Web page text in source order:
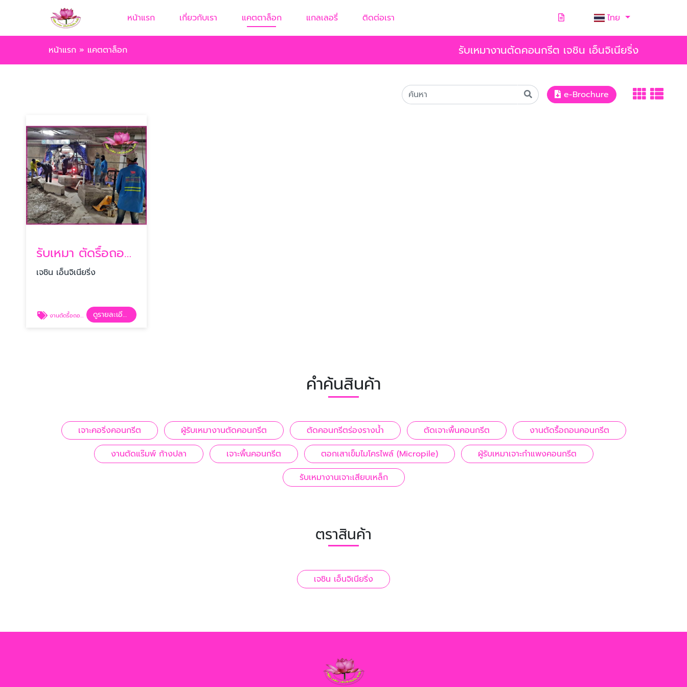
หน้าแรก เกี่ยวกับเรา แคตตาล็อก แกลเลอรี่ ติดต่อเรา ไทย
หน้าแรก » แคตตาล็อก รับเหมางานตัดคอนกรีต เจชิน เอ็นจิเนียริ่ง
e-Brochure
รับเหมา ตัดรื้อถอนคอนกรีต
เจชิน เอ็นจิเนียริ่ง
งานตัดรื้อถอนคอนกรีต ดูรายละเอียด
คำค้นสินค้า
เจาะคอริ่งคอนกรีต ผู้รับเหมางานตัดคอนกรีต ตัดคอนกรีตร่องรางน้ำ ตัดเจาะพื้นคอนกรีต
งานตัดรื้อถอนคอนกรีต
งานตัดแร๊มพ์ ก้างปลา
เจาะพื้นคอนกรีต ตอกเสาเข็มไมโครไพล์ (Micropile)
ผู้รับเหมาเจาะกำแพงคอนกรีต
รับเหมางานเจาะเสียบเหล็ก
ตราสินค้า
เจชิน เอ็นจิเนียริ่ง